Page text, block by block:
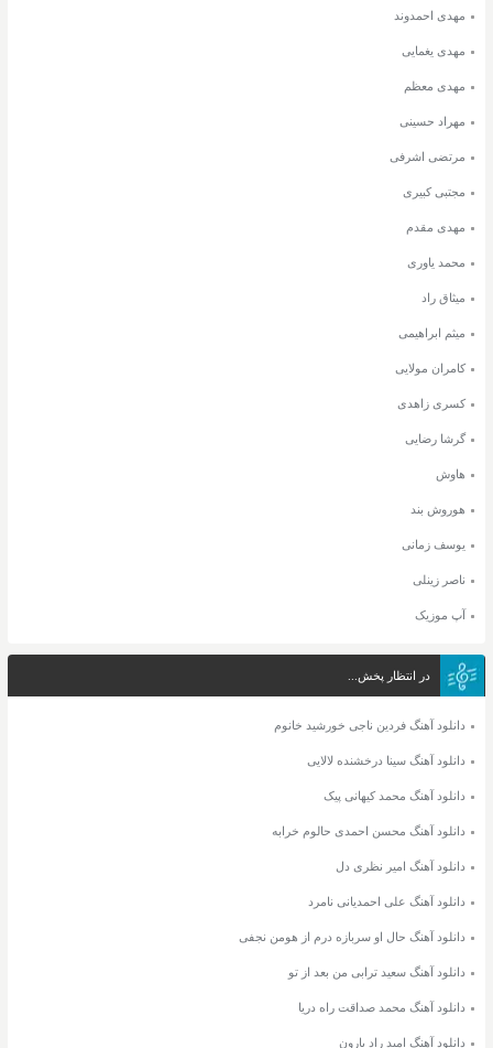
مهدی احمدوند
مهدی یغمایی
مهدی معظم
مهراد حسینی
مرتضی اشرفی
مجتبی کبیری
مهدی مقدم
محمد یاوری
میثاق راد
میثم ابراهیمی
کامران مولایی
کسری زاهدی
گرشا رضایی
هاوش
هوروش بند
یوسف زمانی
ناصر زینلی
آپ موزیک
در انتظار پخش...
دانلود آهنگ فردین ناجی خورشید خانوم
دانلود آهنگ سینا درخشنده لالایی
دانلود آهنگ محمد کیهانی پیک
دانلود آهنگ محسن احمدی حالوم خرابه
دانلود آهنگ امیر نظری دل
دانلود آهنگ علی احمدیانی نامرد
دانلود آهنگ حال او سربازه درم از هومن نجفی
دانلود آهنگ سعید ترابی من بعد از تو
دانلود آهنگ محمد صداقت راه دریا
دانلود آهنگ امید راد بارون